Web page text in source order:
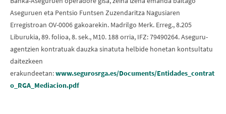
Aseguruen eta Pentsio Funtsen Zuzendaritza Nagusiaren
Erregistroan OV-0006 gakoarekin. Madrilgo Merk. Erreg., 8.205
Liburukia, 89. folioa, 8. sek., M10. 188 orria, IFZ: 79490264. Aseguru-
agentzien kontratuak dauzka sinatuta helbide honetan kontsultatu
daitezkeen
erakundeetan:www.segurosrga.es/Documents/Entidades_contrat
o_RGA_Mediacion.pdf